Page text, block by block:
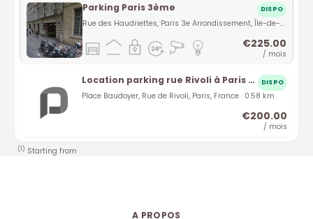
Parking Paris 3ème DISPO
Rue des Haudriettes, Paris 3e Arrondissement, Île-de-France, France · 1.11 km
€225.00
/ mois
Location parking rue Rivoli à Paris (75) DISPO
Place Baudoyer, Rue de Rivoli, Paris, France · 0.58 km
€200.00
/ mois
(1) Starting from
A PROPOS